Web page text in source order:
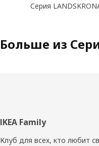
Серия
Больше из
Нижний
колонтитул
IKEA Family
Клуб для всех, кто любит